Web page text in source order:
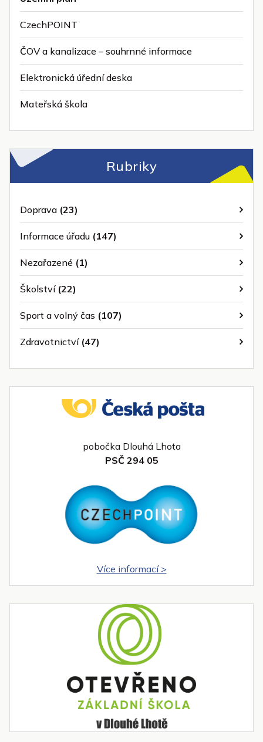
CzechPOINT
ČOV a kanalizace – souhrnné informace
Elektronická úřední deska
Mateřská škola
Rubriky
Doprava (23)
Informace úřadu (147)
Nezařazené (1)
Školství(22)
Sport a volný čas (107)
Zdravotnictví(47)
pobočka Dlouhá Lhota
PSČ 294 05
Více informací >